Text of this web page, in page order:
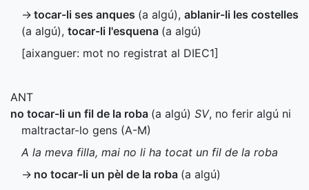
→ tocar-li ses anques (a algú), ablanir-li les costelles
(a algú), tocar-li l'esquena (a algú)
[aixanguer: mot no registrat al DIEC1]
ANT
no tocar-li un fil de la roba (a algú) SV, no ferir algú ni
maltractar-lo gens (A-M)
A la meva filla, mai no li ha tocat un fil de la roba
→ no tocar-li un pèl de la roba (a algú)